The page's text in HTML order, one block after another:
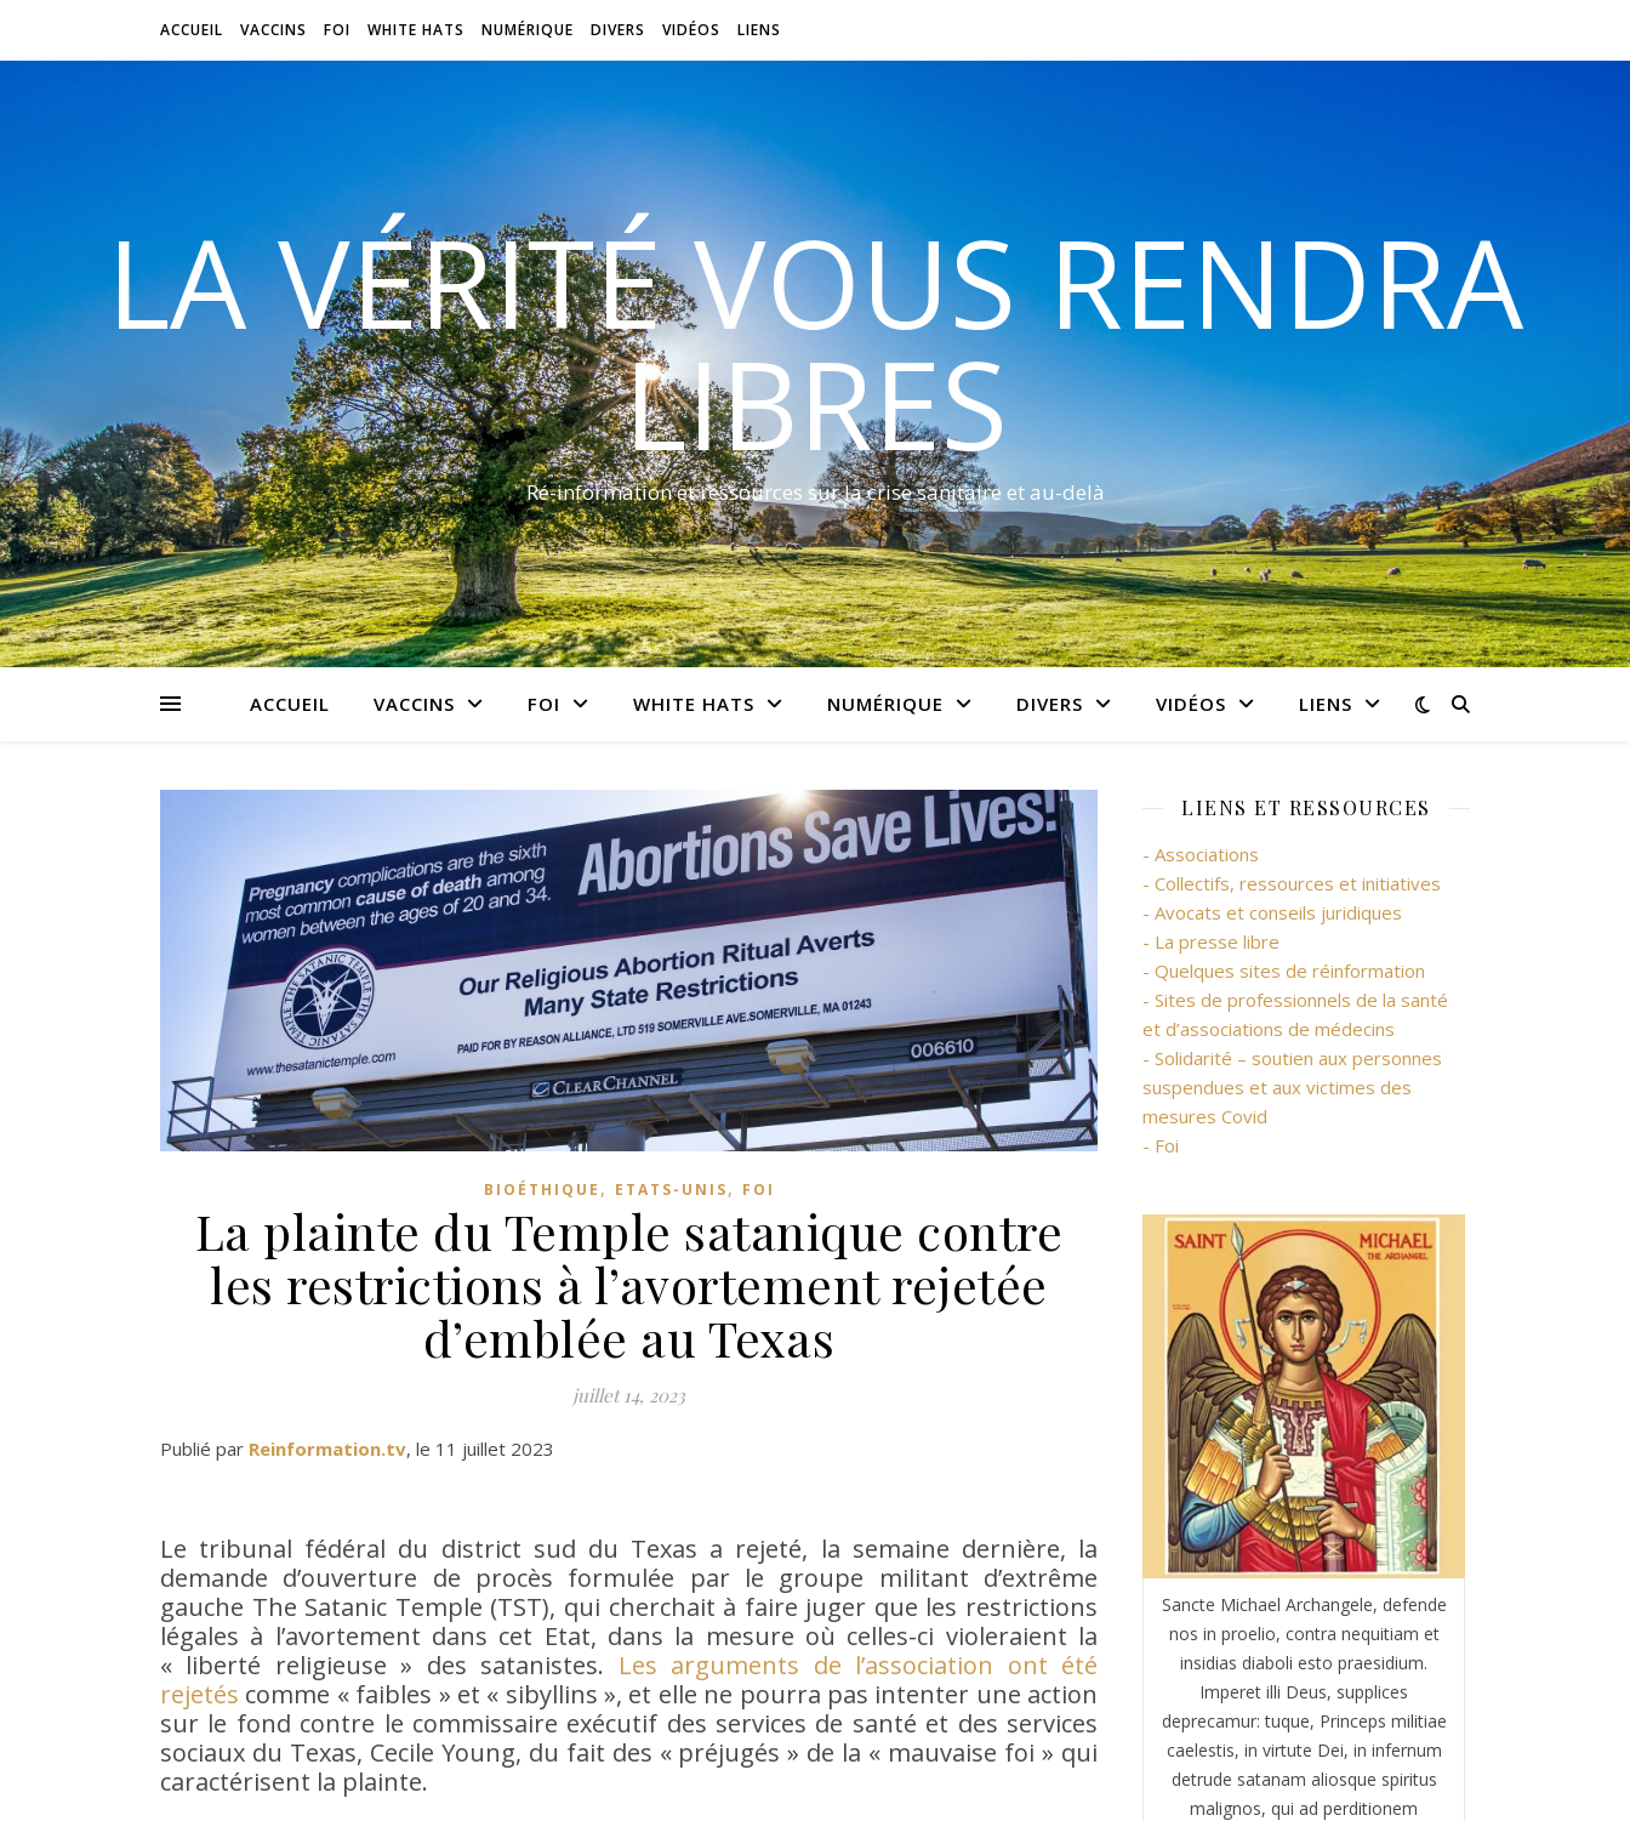
ACCUEIL VACCINS FOI WHITE HATS NUMÉRIQUE DIVERS VIDÉOS LIENS
LA VÉRITÉ VOUS RENDRA
LIBRES
Ré-information et ressources sur la crise sanitaire et au-delà
ACCUEIL VACCINS FOI WHITE HATS NUMÉRIQUE DIVERS VIDÉOS LIENS
BIOÉTHIQUE , ETATS-UNIS, FOI
La plainte du Temple satanique contre
les restrictions à l’avortement rejetée
d’emblée au Texas
juillet 14, 2023
Publié par Reinformation.tv, le 11 juillet 2023
Le tribunal fédéral du district sud du Texas a rejeté, la semaine dernière, la
demande d’ouverture de procès formulée par le groupe militant d’extrême
gauche The Satanic Temple (TST), qui cherchait à faire juger que les restrictions
légales à l’avortement dans cet Etat, dans la mesure où celles-ci violeraient la
« liberté religieuse » des satanistes. Les arguments de l’association ont été
rejetés comme « faibles » et « sibyllins », et elle ne pourra pas intenter une action
sur le fond contre le commissaire exécutif des services de santé et des services
sociaux du Texas, Cecile Young, du fait des « préjugés » de la « mauvaise foi » qui
caractérisent la plainte.
LIENS ET RESSOURCES
- Associations
- Collectifs, ressources et initiatives
- Avocats et conseils juridiques
- La presse libre
- Quelques sites de réinformation
- Sites de professionnels de la santé
et d’associations de médecins
- Solidarité – soutien aux personnes
suspendues et aux victimes des
mesures Covid
- Foi
Sancte Michael Archangele, defende
nos in proelio, contra nequitiam et
insidias diaboli esto praesidium.
Imperet illi Deus, supplices
deprecamur: tuque, Princeps militiae
caelestis, in virtute Dei, in infernum
detrude satanam aliosque spiritus
malignos, qui ad perditionem